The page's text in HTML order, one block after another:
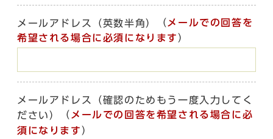
メールアドレス（英数半角） （ メールでの回答を
希望される場合に必須になります ）
メールアドレス（確認のためもう一度入力してく
ださい）
（ メールでの回答を希望される場合に必
須になります ）